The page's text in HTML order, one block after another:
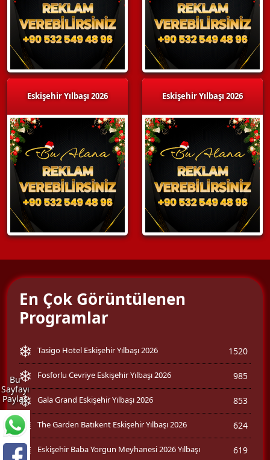
Eskişehir Yılbaşı 2026 Eskişehir Yılbaşı 2026
Bu
Sayfayı
Paylaş
En Çok Görüntülenen
Programlar
Tasigo Hotel Eskişehir Yılbaşı 2026 1520
Fosforlu Cevriye Eskişehir Yılbaşı 2026 985
Gala Grand Eskişehir Yılbaşı 2026 853
The Garden Batıkent Eskişehir Yılbaşı 2026 624
Eskişehir Baba Yorgun Meyhanesi 2026 Yılbaşı 619